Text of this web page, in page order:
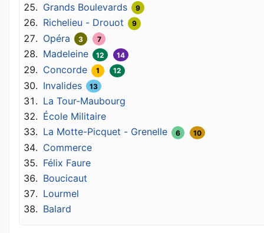
Grands Boulevards 9
Richelieu - Drouot 9
Opéra 3 7
Madeleine 12 14
Concorde 1 12
Invalides 13
La Tour-Maubourg
École Militaire
La Motte-Picquet - Grenelle
6 10
Commerce
Félix Faure
Boucicaut
Lourmel
Balard